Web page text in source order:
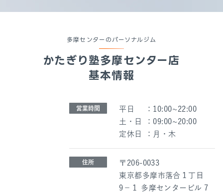
潔で快適な室内環境に加え、手ぶらで気軽に通える
ジムデビューにもぴったりの場所で、ぜひおすすめ
多摩センターのパーソナルジム
かたぎり塾多摩センター店
基本情報
営業時間 平日 ： 10:00~22:00
土・日
： 09:00~20:00
定休日
： 月・木
住所
〒206-0033
東京都多摩市落合１丁目
9−１ 多摩センタービル 7